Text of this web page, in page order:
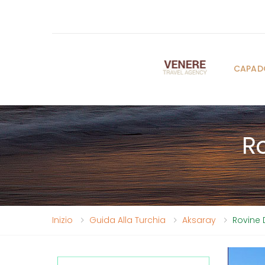
Inizio Guida Alla Turchia Aksaray Rovine